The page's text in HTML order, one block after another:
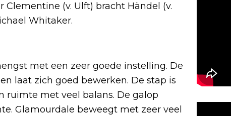
(v. Ulft) bracht Händel (v.
Whitaker.
met een zeer goede instelling. De
laat zich goed bewerken. De stap is
ruimte met veel balans. De galop
Glamourdale beweegt met zeer veel